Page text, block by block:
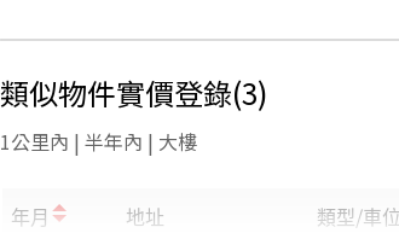
類似物件實價登錄(3)
1公里內 | 半年內 | 大樓